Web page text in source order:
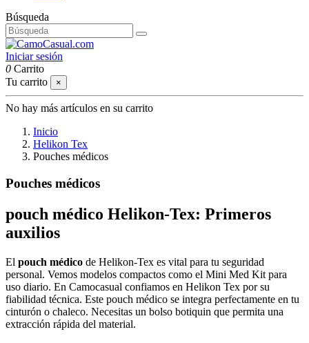
Búsqueda
Iniciar sesión
0 Carrito
Tu carrito
×
No hay más artículos en su carrito
Inicio
Helikon Tex
Pouches médicos
Pouches médicos
pouch médico Helikon-Tex: Primeros
auxilios
El pouch médico de Helikon-Tex es vital para tu seguridad
personal. Vemos modelos compactos como el Mini Med Kit para
uso diario. En Camocasual confiamos en Helikon Tex por su
fiabilidad técnica. Este pouch médico se integra perfectamente en tu
cinturón o chaleco. Necesitas un bolso botiquin que permita una
extracción rápida del material.